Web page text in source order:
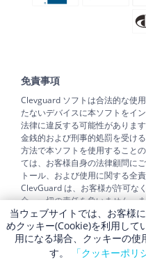
免責事項
Clevguard ソフトは合法的な使
たないデバイスに本ソフトをイ
法律に違反する可能性がありま
金銭的および刑事的処罰を受け
方法で本ソフトを使用すること
ては、お客様自身の法律顧問に
トール、および使用に関する全
ClevGuard は、お客様が許可な
合、一切の責任を負いません。
関する法的助言を提供すること
ていないすべての権利は、
Copyright ©
当ウェブサイトでは、お客様
めクッキー(Cookie)を利用して
用になる場合、クッキーの使
す。
「クッキーポリ